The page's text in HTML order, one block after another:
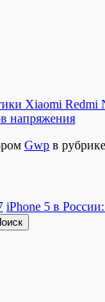
Xiaomi Redmi
напряжения
Gwp в рубрике
iPhone 5 в